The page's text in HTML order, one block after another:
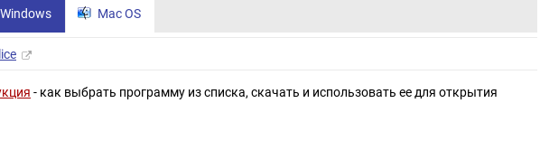
Windows Mac OS
- как выбрать программу из списка, скачать и использовать ее для открытия